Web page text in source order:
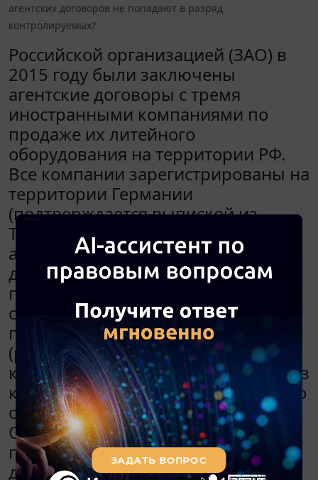
агентских договоров не попадают в разряд
контролируемых?
Российской организацией (ЗАО) в
2015 году были заключены
агентские договоры с тремя
иностранными компаниями по
продаже их литейного
оборудования на территории РФ.
Все компании зарегистрированы на
территории Германии
(подтверждается выпиской из
Торгового реестра). ЗАО является
агентом и в рамках указанных
договоров занимается не только
поиском клиентов, но и проводит
соответствующие
подготовительные мероприятия
(разработка проекта,
консультационные услуги и т.п.), без
которых установка приобретенного
оборудования невозможна.
Оборудование поставляется
покупателю напрямую в рамках
договора поставки, заключенного